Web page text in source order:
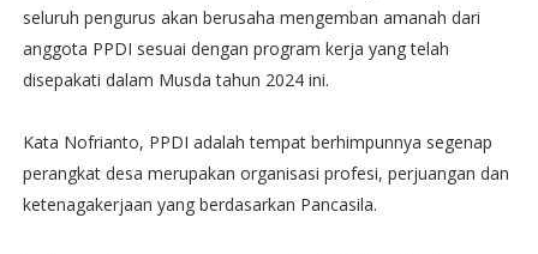
seluruh pengurus akan berusaha mengemban amanah dari
anggota PPDI sesuai dengan program kerja yang telah
disepakati dalam Musda tahun 2024 ini.
Kata Nofrianto, PPDI adalah tempat berhimpunnya segenap
perangkat desa merupakan organisasi profesi, perjuangan dan
ketenagakerjaan yang berdasarkan Pancasila.